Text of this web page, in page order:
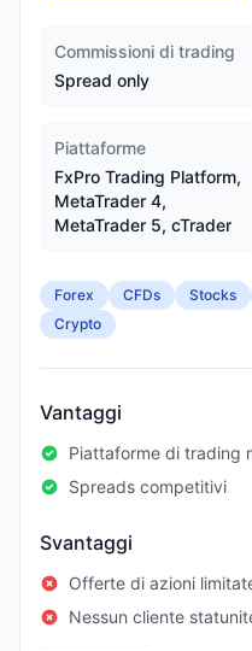
Commissioni di trading
Spread only
Piattaforme
FxPro Trading Platform,
MetaTrader 4,
MetaTrader 5, cTrader
Forex CFDs Stocks
Crypto
Vantaggi
Piattaforme di trading
Spreads competitivi
Svantaggi
Offerte di azioni
Nessun cliente